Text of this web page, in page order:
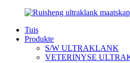
Tuis
Produkte
S/W ULTRAKLANK
VETERINYSE